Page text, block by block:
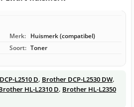
Merk: Huismerk (compatibel)
Soort: Toner
L2510 D, Brother DCP-L2530 DW,
HL-L2310 D, Brother HL-L2350